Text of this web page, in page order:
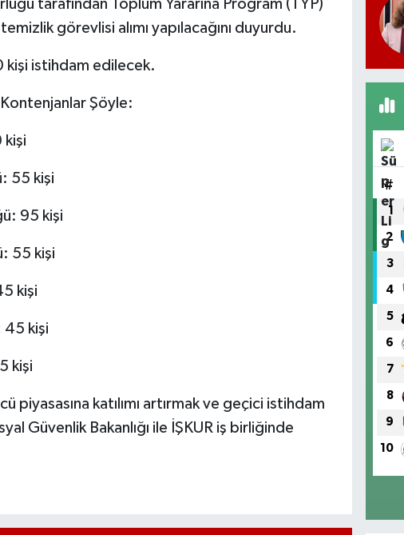
tarafından Toplum Yararına Program (TYP)
görevlisi alımı yapılacağını duyurdu.
kişi istihdam edilecek.
Şöyle:
kişi
55 kişi
95 kişi
55 kişi
kişi
45 kişi
kişi
piyasasına katılımı artırmak ve geçici istihdam
Güvenlik Bakanlığı ile İŞKUR iş birliğinde
#
1
2
3
4
5
6
7
8
9
10